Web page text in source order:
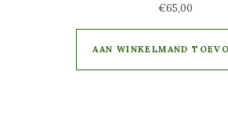
€65,00
AAN WINKELMAND